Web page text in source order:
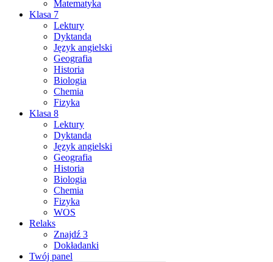
Matematyka
Klasa 7
Lektury
Dyktanda
Język angielski
Geografia
Historia
Biologia
Chemia
Fizyka
Klasa 8
Lektury
Dyktanda
Język angielski
Geografia
Historia
Biologia
Chemia
Fizyka
WOS
Relaks
Znajdź 3
Dokładanki
Twój panel